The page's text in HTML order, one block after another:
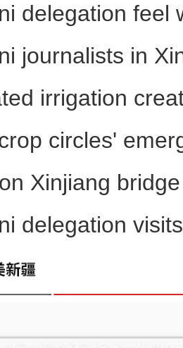
乘风破浪的维妮娜，说
！让袁隆平“挠头”的
黑麦实现袁老师的“
delegation feel
journalists in
irrigation
circles'
Xinjiang
delegation